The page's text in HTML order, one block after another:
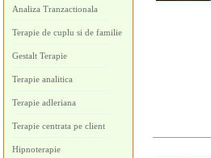
Analiza Tranzactionala
Terapie de cuplu si de familie
Gestalt Terapie
Terapie analitica
Terapie adleriana
Terapie centrata pe client
Hipnoterapie